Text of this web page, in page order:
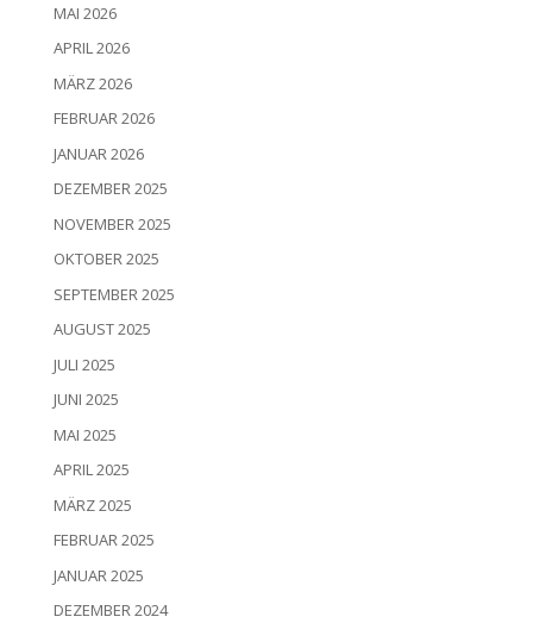
MAI 2026
APRIL 2026
MÄRZ 2026
FEBRUAR 2026
JANUAR 2026
DEZEMBER 2025
NOVEMBER 2025
OKTOBER 2025
SEPTEMBER 2025
AUGUST 2025
JULI 2025
JUNI 2025
MAI 2025
APRIL 2025
MÄRZ 2025
FEBRUAR 2025
JANUAR 2025
DEZEMBER 2024